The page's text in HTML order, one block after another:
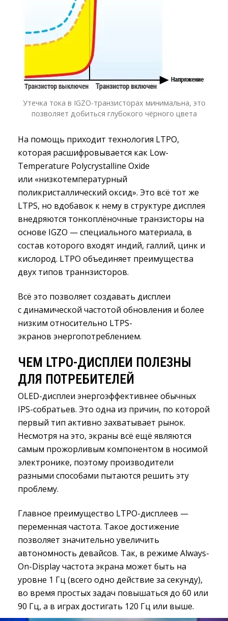
Утечка тока в IGZO-транзисторах минимальна, это
позволяет добиться глубокого чёрного цвета
На помощь приходит технология LTPO,
которая расшифровывается как Low-
Temperature Polycrystalline Oxide
или «низкотемпературный
поликристаллический оксид». Это всё тот же
LTPS, но вдобавок к нему в структуре дисплея
внедряются тонкоплёночные транзисторы на
основе IGZO — специального материала, в
состав которого входят индий, галлий, цинк и
кислород. LTPO объединяет преимущества
двух типов траннзисторов.
Всё это позволяет создавать дисплеи
с динамической частотой обновления и более
низким относительно LTPS-
экранов энергопотреблением.
ЧЕМ LTPO-ДИСПЛЕИ ПОЛЕЗНЫ
ДЛЯ ПОТРЕБИТЕЛЕЙ
OLED-дисплеи энергоэффективнее обычных
IPS-собратьев. Это одна из причин, по которой
первый тип активно захватывает рынок.
Несмотря на это, экраны всё ещё являются
самым прожорливым компонентом в носимой
электронике, поэтому производители
разными способами пытаются решить эту
проблему.
Главное преимущество LTPO-дисплеев —
переменная частота. Такое достижение
позволяет значительно увеличить
автономность девайсов. Так, в режиме Always-
On-Display частота экрана может быть на
уровне 1 Гц (всего одно действие за секунду),
во время простых задач повышаться до 60 или
90 Гц, а в играх достигать 120 Гц или выше.